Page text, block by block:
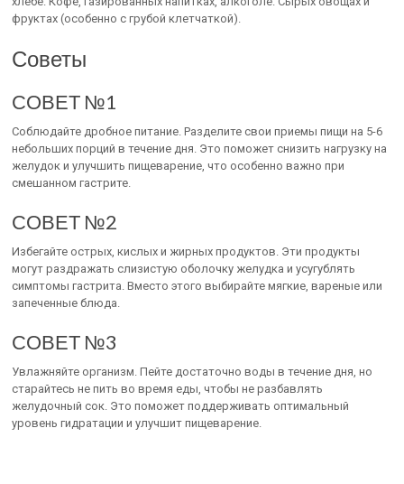
фруктах (особенно с грубой клетчаткой).
Советы
СОВЕТ №1
Соблюдайте дробное питание. Разделите свои приемы пищи на 5-6
небольших порций в течение дня. Это поможет снизить нагрузку на
желудок и улучшить пищеварение, что особенно важно при
смешанном гастрите.
СОВЕТ №2
Избегайте острых, кислых и жирных продуктов. Эти продукты
могут раздражать слизистую оболочку желудка и усугублять
симптомы гастрита. Вместо этого выбирайте мягкие, вареные или
запеченные блюда.
СОВЕТ №3
Увлажняйте организм. Пейте достаточно воды в течение дня, но
старайтесь не пить во время еды, чтобы не разбавлять
желудочный сок. Это поможет поддерживать оптимальный
уровень гидратации и улучшит пищеварение.